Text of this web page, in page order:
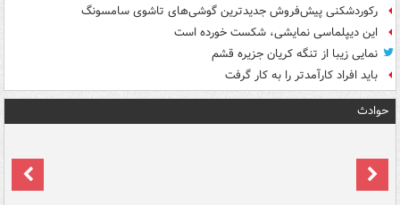
رکوردشکنی پیش‌فروش جدیدترین گوشی‌های تاشوی سامسونگ
این دیپلماسی نمایشی، شکست خورده است
نمایی زیبا از تنگه کریان جزیره قشم
باید افراد کارآمدتر را به کار گرفت
حوادث